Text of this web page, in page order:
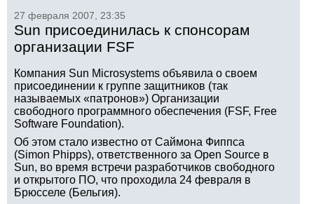
27 февраля 2007, 23:35
Sun присоединилась к спонсорам
организации FSF
Компания Sun Microsystems объявила о своем
присоединении к группе защитников (так
называемых «патронов») Организации
свободного программного обеспечения (FSF, Free
Software Foundation).
Об этом стало известно от Саймона Фиппса
(Simon Phipps), ответственного за Open Source в
Sun, во время встречи разработчиков свободного
и открытого ПО, что проходила 24 февраля в
Брюсселе (Бельгия).